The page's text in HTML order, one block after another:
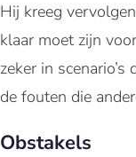
Hij kreeg
klaar moet zijn
zeker in
de fouten die
Obstakels